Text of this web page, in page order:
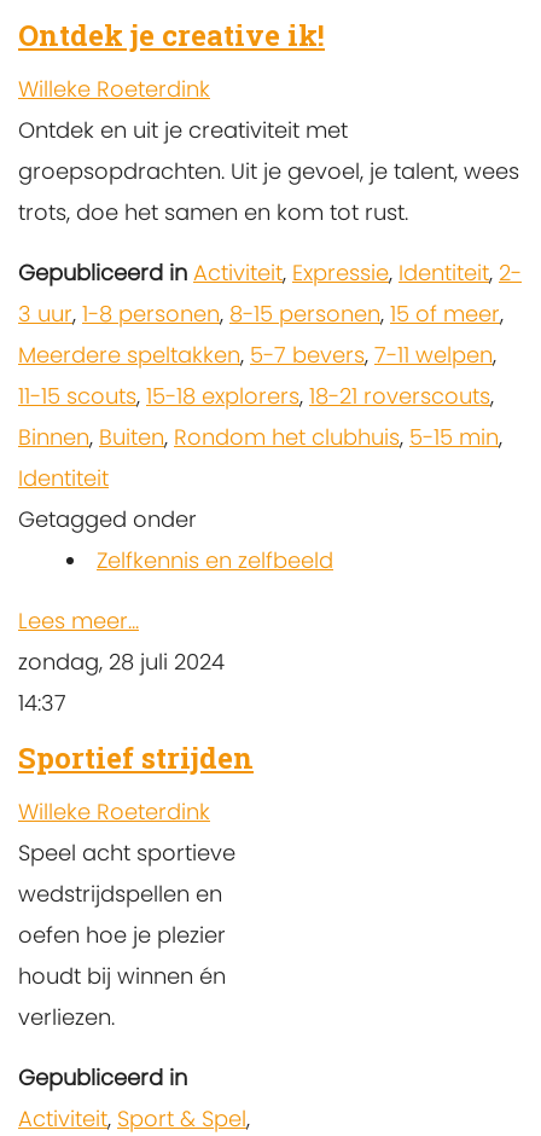
Ontdek je creative ik!
Willeke Roeterdink
Ontdek en uit je creativiteit met
groepsopdrachten. Uit je gevoel, je talent, wees
trots, doe het samen en kom tot rust.
Gepubliceerd in Activiteit, Expressie, Identiteit, 2-
3 uur, 1-8 personen, 8-15 personen, 15 of meer,
Meerdere speltakken, 5-7 bevers, 7-11 welpen,
11-15 scouts, 15-18 explorers, 18-21 roverscouts,
Binnen, Buiten, Rondom het clubhuis, 5-15 min,
Identiteit
Getagged onder
Zelfkennis en zelfbeeld
Lees meer...
zondag, 28 juli 2024
14:37
Sportief strijden
Willeke Roeterdink
Speel acht sportieve
wedstrijdspellen en
oefen hoe je plezier
houdt bij winnen én
verliezen.
Gepubliceerd in
Activiteit, Sport & Spel,